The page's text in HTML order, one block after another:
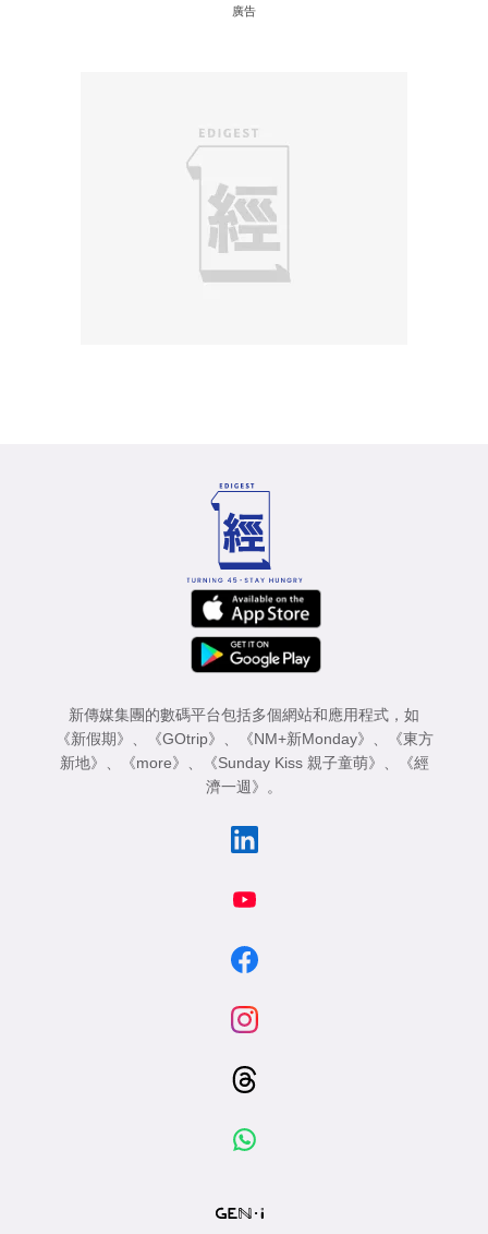
廣告
新傳媒集團的數碼平台包括多個網站和應用程式，如
《新假期》
《GOtrip》 《NM+新Monday》
《東方
新地》
《more》 《Sunday Kiss 親子童萌》
《經
濟一週》
。